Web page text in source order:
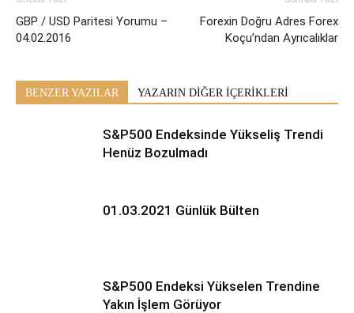
GBP / USD Paritesi Yorumu –
04.02.2016
Forexin Doğru Adres Forex
Koçu’ndan Ayrıcalıklar
BENZER YAZILAR YAZARIN DİĞER İÇERİKLERİ
S&P500 Endeksinde Yükseliş Trendi
Henüz Bozulmadı
01.03.2021 Günlük Bülten
S&P500 Endeksi Yükselen Trendine
Yakın İşlem Görüyor